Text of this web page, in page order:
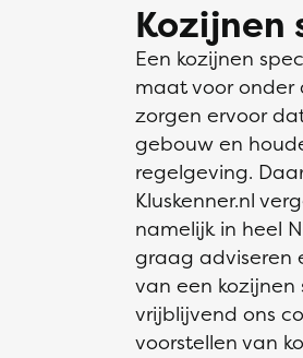
Kozijnen
Een kozijnen
maat voor onder
zorgen ervoor
gebouw en
regelgeving.
Kluskenner.nl
namelijk in heel
graag adviseren
van een kozijnen
vrijblijvend ons
voorstellen van